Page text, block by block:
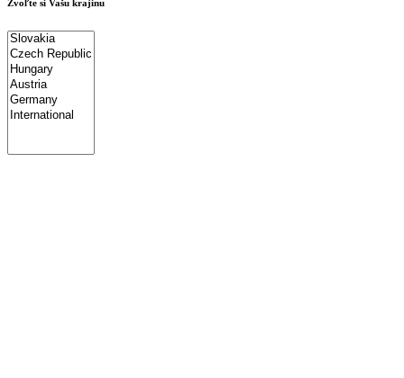
Zvoľte si Vašu krajinu